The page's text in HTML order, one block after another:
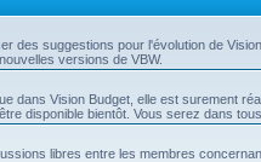
des suggestions pour l'évolution de
versions de VBW.
dans Vision Budget, elle est surement
disponible bientôt. Vous serez dans
libres entre les membres